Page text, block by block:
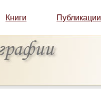
Книги Публикации